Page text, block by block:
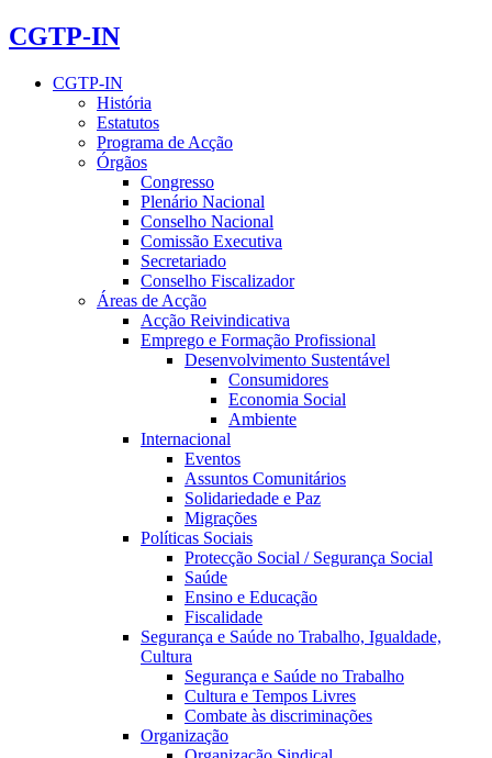
CGTP-IN
CGTP-IN
História
Estatutos
Programa de Acção
Órgãos
Congresso
Plenário Nacional
Conselho Nacional
Comissão Executiva
Secretariado
Conselho Fiscalizador
Áreas de Acção
Acção Reivindicativa
Emprego e Formação Profissional
Desenvolvimento Sustentável
Consumidores
Economia Social
Ambiente
Internacional
Eventos
Assuntos Comunitários
Solidariedade e Paz
Migrações
Políticas Sociais
Protecção Social / Segurança Social
Saúde
Ensino e Educação
Fiscalidade
Segurança e Saúde no Trabalho, Igualdade,
Cultura
Segurança e Saúde no Trabalho
Cultura e Tempos Livres
Combate às discriminações
Organização